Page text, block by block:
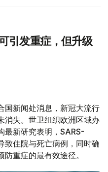
引发重症，但升级
国新闻处消息，新冠大流行
消失。世卫组织欧洲区域办
最新研究表明，SARS-
致住院与死亡病例，同时确
重症的最有效途径。